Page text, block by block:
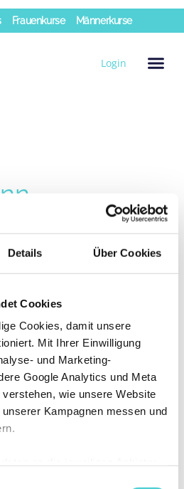
Details Über Cookies
Cookies
Cookies, damit unsere
Mit Ihrer Einwilligung
und Marketing-
Google Analytics und Meta
wie unsere Website
Kampagnen messen und
Frauenkurse Männerkurse
Login
Total Mann